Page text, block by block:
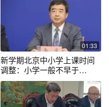
01:33
新学期北京中小学上课时间
调整：小学一般不早于
8:20、中学一般不早于8:00